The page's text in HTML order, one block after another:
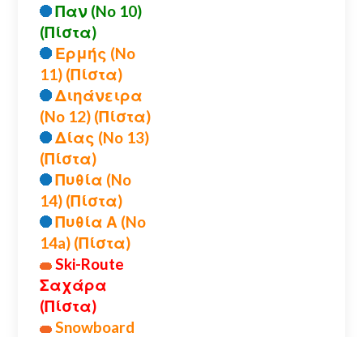
Παν (No 10)
(Πίστα)
Ερμής (No
11) (Πίστα)
Διηάνειρα
(No 12) (Πίστα)
Δίας (No 13)
(Πίστα)
Πυθία (No
14) (Πίστα)
Πυθία Α (No
14a) (Πίστα)
Ski-Route
Σαχάρα
(Πίστα)
Snowboard